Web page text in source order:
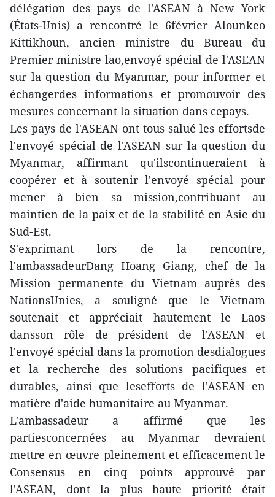
délégation des pays de l'ASEAN à New York
(États-Unis) a rencontré le 6février Alounkeo
Kittikhoun, ancien ministre du Bureau du
Premier ministre lao,envoyé spécial de l'ASEAN
sur la question du Myanmar, pour informer et
échangerdes informations et promouvoir des
mesures concernant la situation dans cepays.
Les pays de l'ASEAN ont tous salué les effortsde
l'envoyé spécial de l'ASEAN sur la question du
Myanmar, affirmant qu'ilscontinueraient à
coopérer et à soutenir l'envoyé spécial pour
mener à bien sa mission,contribuant au
maintien de la paix et de la stabilité en Asie du
Sud-Est.
S'exprimant lors de la rencontre,
l'ambassadeurDang Hoang Giang, chef de la
Mission permanente du Vietnam auprès des
NationsUnies, a souligné que le Vietnam
soutenait et appréciait hautement le Laos
dansson rôle de président de l'ASEAN et
l'envoyé spécial dans la promotion desdialogues
et la recherche des solutions pacifiques et
durables, ainsi que lesefforts de l'ASEAN en
matière d'aide humanitaire au Myanmar.
L'ambassadeur a affirmé que les
partiesconcernées au Myanmar devraient
mettre en œuvre pleinement et efficacement le
Consensus en cinq points approuvé par
l'ASEAN, dont la plus haute priorité était